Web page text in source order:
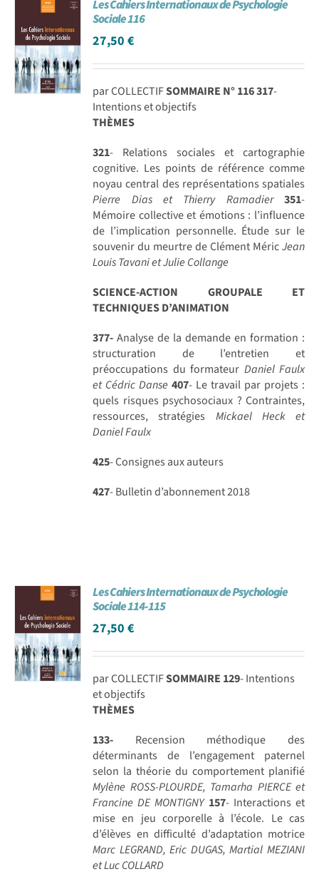
Les Cahiers Internationaux de Psychologie
Sociale 116
27,50€
par COLLECTIFSOMMAIRE N° 116317-
Intentions et objectifs
THÈMES
321- Relations sociales et cartographie
cognitive. Les points de référence comme
noyau central des représentations spatiales
Pierre Dias et Thierry Ramadier 351-
Mémoire collective et émotions : l’influence
de l’implication personnelle. Étude sur le
souvenir du meurtre de Clément MéricJean
Louis Tavani et Julie Collange
SCIENCE-ACTION GROUPALE ET
TECHNIQUES D’ANIMATION
377- Analyse de la demande en formation :
structuration de l’entretien et
préoccupations du formateur Daniel Faulx
et Cédric Danse407- Le travail par projets :
quels risques psychosociaux ? Contraintes,
ressources, stratégies Mickael Heck et
Daniel Faulx
425- Consignes aux auteurs
427- Bulletin d’abonnement 2018
Les Cahiers Internationaux de Psychologie
Sociale 114-115
27,50€
par COLLECTIFSOMMAIRE 129- Intentions
et objectifs
THÈMES
133- Recension méthodique des
déterminants de l’engagement paternel
selon la théorie du comportement planifié
Mylène ROSS-PLOURDE, Tamarha PIERCE et
Francine DE MONTIGNY 157- Interactions et
mise en jeu corporelle à l’école. Le cas
d’élèves en difficulté d’adaptation motrice
Marc LEGRAND, Eric DUGAS, Martial MEZIANI
et Luc COLLARD